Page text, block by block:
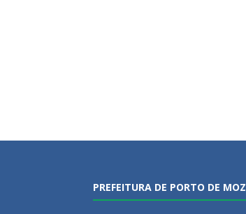
PREFEITURA DE PORTO DE MOZ